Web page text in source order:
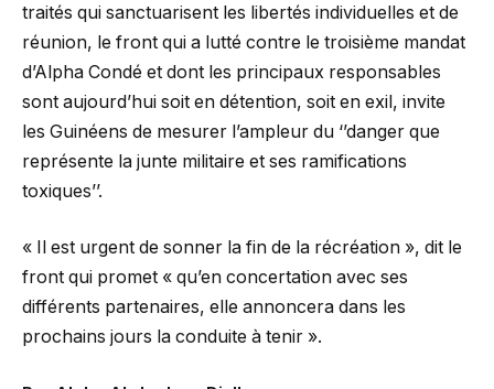
traités qui sanctuarisent les libertés individuelles et de
réunion, le front qui a lutté contre le troisième mandat
d’Alpha Condé et dont les principaux responsables
sont aujourd’hui soit en détention, soit en exil, invite
les Guinéens de mesurer l’ampleur du ‘’danger que
représente la junte militaire et ses ramifications
toxiques’’.
« Il est urgent de sonner la fin de la récréation », dit le
front qui promet « qu’en concertation avec ses
différents partenaires, elle annoncera dans les
prochains jours la conduite à tenir ».